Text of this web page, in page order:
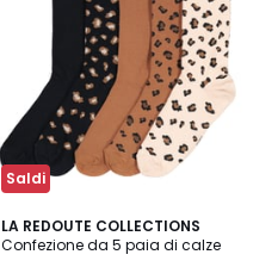
Saldi
LA REDOUTE COLLECTIONS
Confezione da 5 paia di calze
4,4
/ 5